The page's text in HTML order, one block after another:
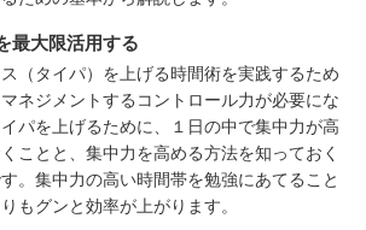
最大限活用する
（タイパ）を上げる時間術を実践するため
ネジメントするコントロール力が必要にな
パを上げるために、１日の中で集中力が高
ことと、集中力を高める方法を知っておく
。集中力の高い時間帯を勉強にあてること
もグンと効率が上がります。